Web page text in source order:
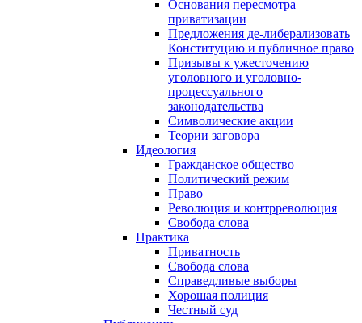
Основания пересмотра
приватизации
Предложения де-либерализовать
Конституцию и публичное право
Призывы к ужесточению
уголовного и уголовно-
процессуального
законодательства
Символические акции
Теории заговора
Идеология
Гражданское общество
Политический режим
Право
Революция и контрреволюция
Свобода слова
Практика
Приватность
Свобода слова
Справедливые выборы
Хорошая полиция
Честный суд